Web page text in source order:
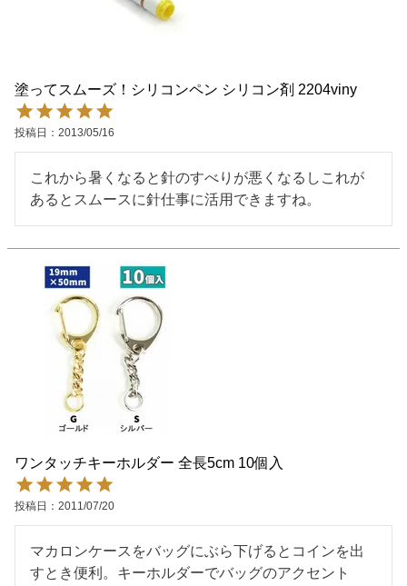
塗ってスムーズ！シリコンペン シリコン剤 2204viny
投稿日 2013/05/16
これから暑くなると針のすべりが悪くなるしこれが
あるとスムースに針仕事に活用できますね。
ワンタッチキーホルダー 全長5cm 10個入
投稿日 2011/07/20
マカロンケースをバッグにぶら下げるとコインを出
すとき便利。キーホルダーでバッグのアクセント